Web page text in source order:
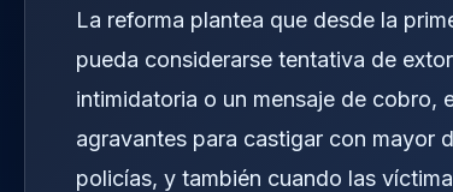
La reforma plantea que desde la
pueda considerarse tentativa de
intimidatoria o un mensaje de cobro,
agravantes para castigar con mayor
policías, y también cuando las